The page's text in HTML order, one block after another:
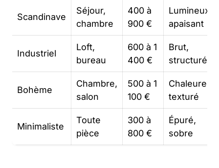
Scandinave
Séjour,
chambre
400 à
900 €
Lumineux,
apaisant
Industriel
Loft,
bureau
600 à 1
400 €
Brut,
structuré
Bohème
Chambre,
salon
500 à 1
100 €
Chaleureux,
texturé
Minimaliste
Toute
pièce
300 à
800 €
Épuré,
sobre